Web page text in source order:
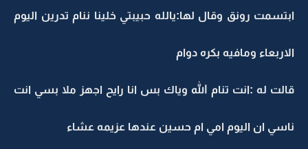
ابتسمت رونق وقال لها:يالله حبيبتي خلينا ننام تدرين اليوم
الاربعاء ومافيه بكره دوام
قالت له :انت تنام الله وياك بس انا رايح اجهز ملا بسي انت
ناسي ان اليوم امي ام حسين عندها عزيمه عشاء